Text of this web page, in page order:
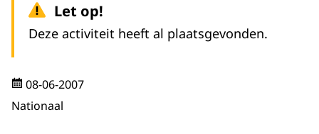
Let op!
Deze activiteit heeft al plaatsgevonden.
08-06-2007
Nationaal